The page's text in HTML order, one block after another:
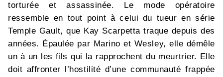
torturée et assassinée. Le mode opératoire
ressemble en tout point à celui du tueur en série
Temple Gault, que Kay Scarpetta traque depuis des
années. Épaulée par Marino et Wesley, elle démêle
un à un les fils qui la rapprochent du meurtrier. Elle
doit affronter l’hostilité d’une communauté frappée